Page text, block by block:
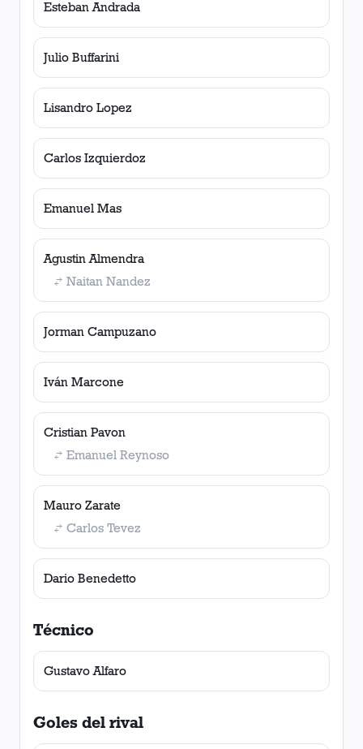
Esteban Andrada
Julio Buffarini
Lisandro Lopez
Carlos Izquierdoz
Emanuel Mas
Agustin Almendra
Naitan Nandez
Jorman Campuzano
Iván Marcone
Cristian Pavon
Emanuel Reynoso
Mauro Zarate
Carlos Tevez
Dario Benedetto
Técnico
Gustavo Alfaro
Goles del rival